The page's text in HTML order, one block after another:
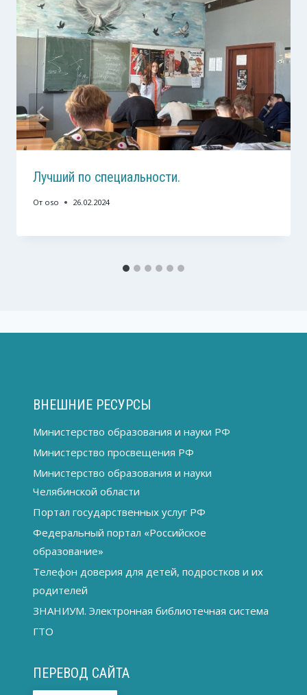
Лучший по специальности.
От oso 26.02.2024
ВНЕШНИЕ РЕСУРСЫ
Министерство образования и науки РФ
Министерство просвещения РФ
Министерство образования и науки
Челябинской области
Портал государственных услуг РФ
Федеральный портал «Российское
образование»
Телефон доверия для детей, подростков и их
родителей
ЗНАНИУМ. Электронная библиотечная система
ГТО
ПЕРЕВОД САЙТА